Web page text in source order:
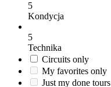
5
Kondycja
5
Technika
Circuits only
My favorites only
Just my done tours